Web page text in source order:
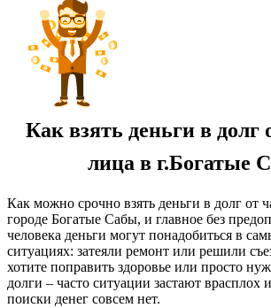
Как взять деньги в долг
лица в г.Богатые
Как можно срочно взять деньги в долг от
городе Богатые Сабы, и главное без
человека деньги могут понадобиться в
ситуациях: затеяли ремонт или решили
хотите поправить здоровье или просто
долги – часто ситуации застают врасплох
поиски денег совсем нет.